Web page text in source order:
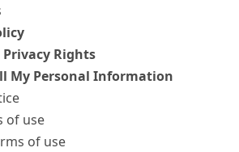
Rights
My Personal Information
of use
of use